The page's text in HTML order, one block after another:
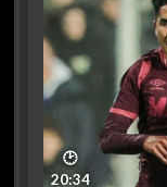
🕑
20:34